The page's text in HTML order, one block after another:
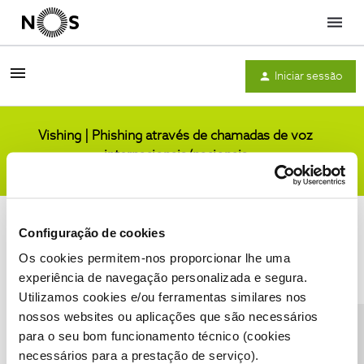
Configuração de cookies
Os cookies permitem-nos proporcionar lhe uma
experiência de navegação personalizada e segura.
Utilizamos cookies e/ou ferramentas similares nos
nossos websites ou aplicações que são necessários
para o seu bom funcionamento técnico (cookies
necessários para a prestação de serviço).
Menu
Iniciar sessão
Vishing | Phishing através de chamadas de voz
internacionais/nacionais
Condições do Fórum NOS Accessibility statement